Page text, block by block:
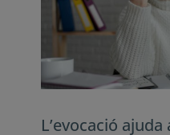
coneixement de
que la mera
Idioma*
Institución*